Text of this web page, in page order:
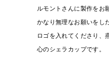
ルモントさんに製作をお
かなり無理なお願いをし
ロゴを入れてくださり、
心のシェラカップです。